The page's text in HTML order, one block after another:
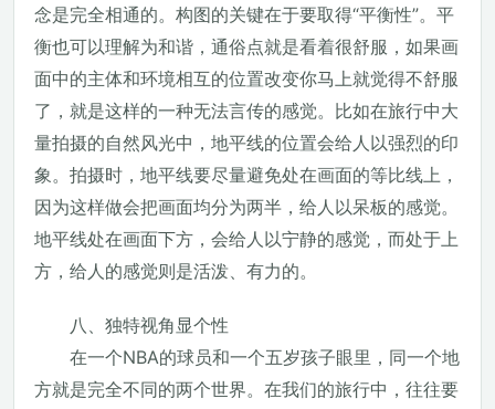
念是完全相通的。构图的关键在于要取得“平衡性”。平
衡也可以理解为和谐，通俗点就是看着很舒服，如果画
面中的主体和环境相互的位置改变你马上就觉得不舒服
了，就是这样的一种无法言传的感觉。比如在旅行中大
量拍摄的自然风光中，地平线的位置会给人以强烈的印
象。拍摄时，地平线要尽量避免处在画面的等比线上，
因为这样做会把画面均分为两半，给人以呆板的感觉。
地平线处在画面下方，会给人以宁静的感觉，而处于上
方，给人的感觉则是活泼、有力的。
八、独特视角显个性
在一个NBA的球员和一个五岁孩子眼里，同一个地
方就是完全不同的两个世界。在我们的旅行中，往往要